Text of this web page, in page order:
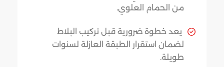
من الحمام العلوي.
يعد خطوة ضرورية قبل تركيب البلاط
لضمان استقرار الطبقة العازلة لسنوات
طويلة.